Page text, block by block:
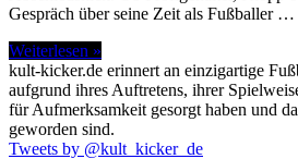
Gespräch über seine Zeit als Fußballer …
Weiterlesen »
kult-kicker.de erinnert an einzigartige
aufgrund ihres Auftretens, ihrer
für Aufmerksamkeit gesorgt haben und
geworden sind.
Tweets by @kult_kicker_de